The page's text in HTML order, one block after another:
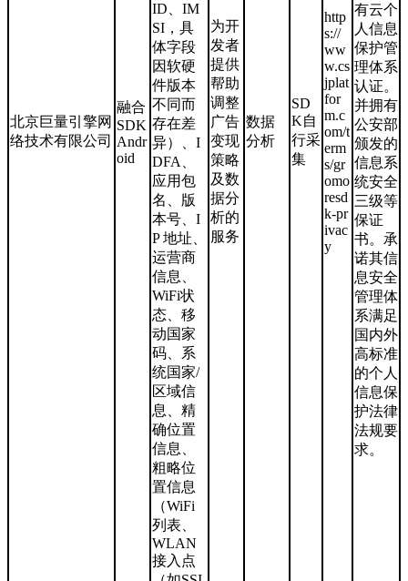
北京巨量引擎网
络技术有限公司
融合
SDK
Andr
oid
ID、IM
SI，具
体字段
因软硬
件版本
不同而
存在差
异）、I
DFA、
应用包
名、版
本号、I
P 地址、
运营商
信息、
WiFi状
态、移
动国家
码、系
统国家/
区域信
息、精
确位置
信息、
粗略位
置信息
（WiFi
列表、
WLAN
接入点
为开
发者
提供
帮助
调整
广告
变现
策略
及数
据分
析的
服务
数据
分析
SD
K自
行采
集
http
s://
ww
w.cs
jplat
for
m.c
om/t
erm
s/gr
omo
resd
k-pr
ivac
y
有云个
人信息
保护管
理体系
认证。
并拥有
公安部
颁发的
信息系
统安全
三级等
保证
书。承
诺其信
息安全
管理体
系满足
国内外
高标准
的个人
信息保
护法律
法规要
求。